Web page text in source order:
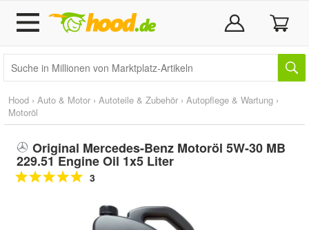
Hood › Auto & Motor › Autoteile & Zubehör › Autopflege & Wartung ›
Motoröl
Original Mercedes-Benz Motoröl 5W-30 MB
229.51 Engine Oil 1x5 Liter
3